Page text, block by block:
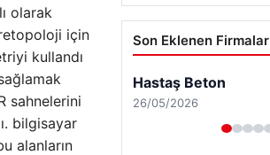
olarak
için
kullandı
sahnelerini
bilgisayar
alanların
Son Eklenen Firmalar